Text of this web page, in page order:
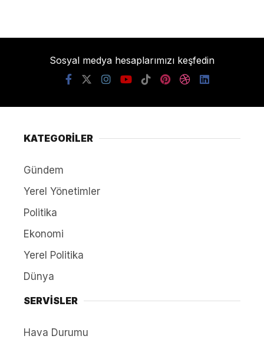
Sosyal medya hesaplarımızı keşfedin
KATEGORİLER
Gündem
Yerel Yönetimler
Politika
Ekonomi
Yerel Politika
Dünya
SERVİSLER
Hava Durumu